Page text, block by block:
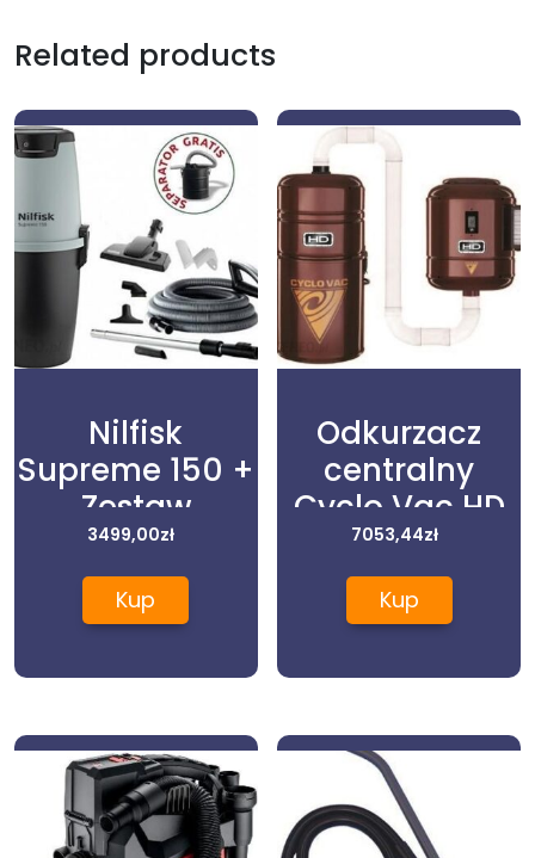
Related products
Nilfisk
Supreme 150 +
Zestaw
sprzątający
9m Wireless+
+ Separator
3499,00zł
Kup
Odkurzacz
centralny
Cyclo Vac HD
851 +
Separator
bezfiltrowy
7053,44zł
Kup